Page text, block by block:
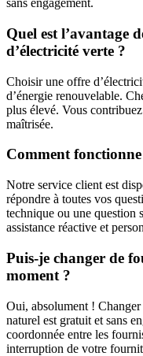
sans engagement.
Quel est l’avantage
d’électricité verte ?
Choisir une offre
d’énergie renouvelable.
plus élevé. Vous
maîtrisée.
Comment fonctionne
Notre service client est
répondre à toutes vos
technique ou une question
assistance réactive et
Puis-je changer de
moment ?
Oui, absolument !
naturel est gratuit et sans
coordonnée entre les
interruption de votre